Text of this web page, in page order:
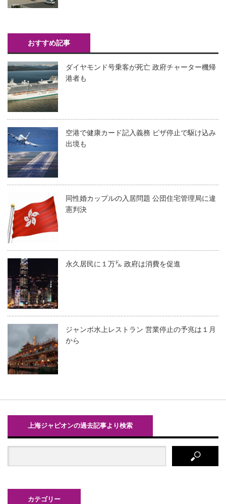
おすすめ記事
ダイヤモンド号乗客が死亡 政府チャーター機帰
港者も
空港で健康カード記入義務 ビザ停止で駆け込み
出境も
同性婚カップルの入居問題 公団住宅管理局に違
憲判決
永久居民に１万㌦ 政府は消費を促進
ジャンボ水上レストラン 営業停止の予兆は１月
から
上海ジャピオンの過去記事より検索
カテゴリー